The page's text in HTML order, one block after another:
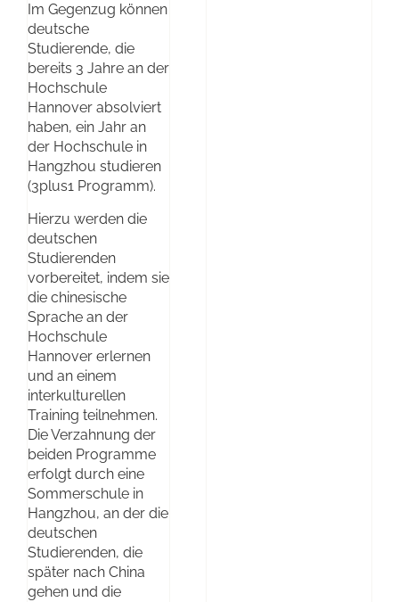
Im Gegenzug können
deutsche
Studierende, die
bereits 3 Jahre an der
Hochschule
Hannover absolviert
haben, ein Jahr an
der Hochschule in
Hangzhou studieren
(3plus1 Programm).
Hierzu werden die
deutschen
Studierenden
vorbereitet, indem sie
die chinesische
Sprache an der
Hochschule
Hannover erlernen
und an einem
interkulturellen
Training teilnehmen.
Die Verzahnung der
beiden Programme
erfolgt durch eine
Sommerschule in
Hangzhou, an der die
deutschen
Studierenden, die
später nach China
gehen und die